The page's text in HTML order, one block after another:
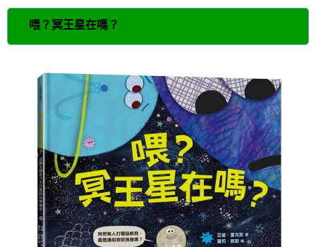
喂？冥王星在嗎？